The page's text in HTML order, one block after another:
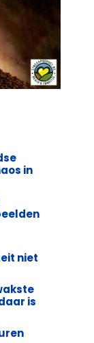
in
niet
is